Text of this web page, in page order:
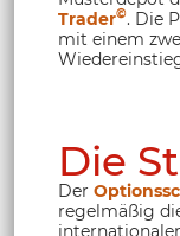
Trader©. Die
mit einem
Die
Der
regelmäßig